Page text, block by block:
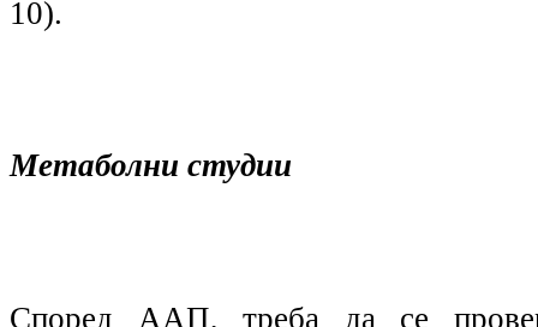
10).
Метаболни студии
Според ААП, треба да се